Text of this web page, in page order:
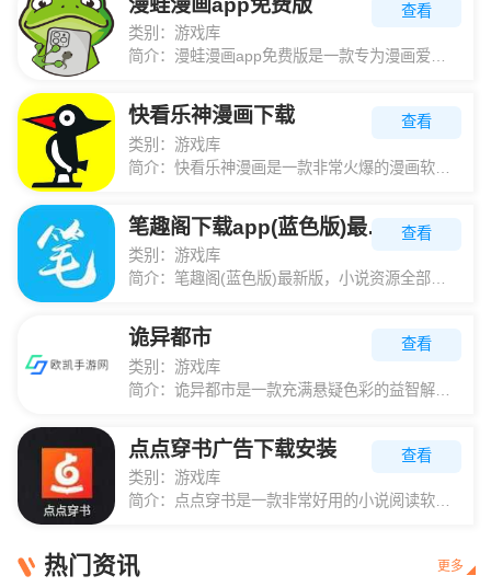
类别： 游戏库
简介： 漫蛙漫画app免费版是一款专为漫画爱好者设计的应用程序，提供丰富多样的漫画资源，包括热门、经典和原创作品，满足不同用户的阅读需求。该应用拥有高清画质和流畅翻页效果，确保用户享受优质阅读体验。同时，它还
查看
快看乐神漫画下载
类别： 游戏库
简介：快看乐神漫画是一款非常火爆的漫画软件，它为广大漫画迷打造的收录了大量丰富多彩漫画的软件，漫画迷的福利，可以说应有尽有，24小时在线不间断更新，少女漫画、科幻魔幻、推理侦探、武侠、爆笑等漫画，喜欢看漫画
查看
笔趣阁下载app(蓝色版)最新版
类别： 游戏库
简介：笔趣阁(蓝色版)最新版，小说资源全部免费看，经典热血的小说，或是恋爱校园的种种小说类型超多随时随地都能点进软件看小说，喜欢追小说的用户一定不要错过这个应用，快来下载吧。笔趣阁(蓝色版)最新版优点这是一
查看
诡异都市
类别： 游戏库
简介：诡异都市是一款充满悬疑色彩的益智解谜游戏，玩家将扮演一位敏锐的侦探，穿梭于各式各样的场景中，细心搜寻隐藏的线索与微妙细节，逐一解开层层嵌套的谜题，迎接接连不断的挑战。每一关卡都蕴藏着意想不到的惊喜与考
查看
点点穿书广告下载安装
类别： 游戏库
简介：
点点穿书是一款非常好用的小说阅读软件。这里有最全的小说资源。喜欢看小说的用户可以在本平台阅读最新的小说资源。喜欢看小说的用户可以自由使用这个平台,为了带给更多用户所需的操作，喜欢看小说的用户可以在本平
查看
热门资讯 更多